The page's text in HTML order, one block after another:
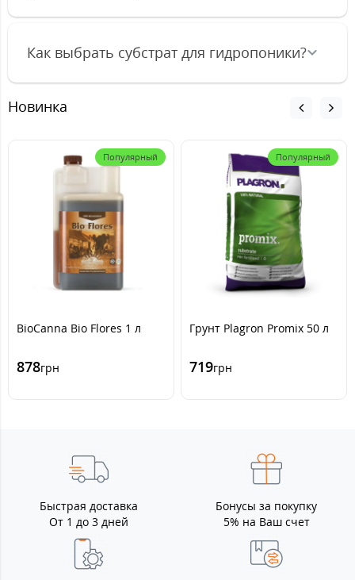
Как выбрать субстрат для гидропоники?
Новинка
Популярный
BioCanna Bio Flores 1 л
878грн
Популярный
Грунт Plagron Promix 50 л
719грн
Быстрая доставка
От 1 до 3 дней
Бонусы за покупку
5% на Ваш счет